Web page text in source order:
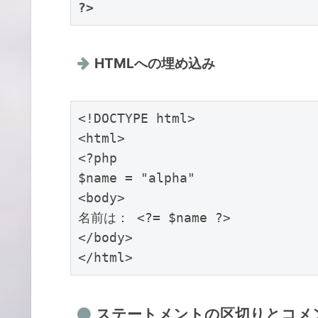
?>
HTMLへの埋め込み
<!DOCTYPE html>
<html>
<?php
$name = "alpha"
<body>
名前は： <?= $name ?>
</body>
</html>
ステートメントの区切りとコメ